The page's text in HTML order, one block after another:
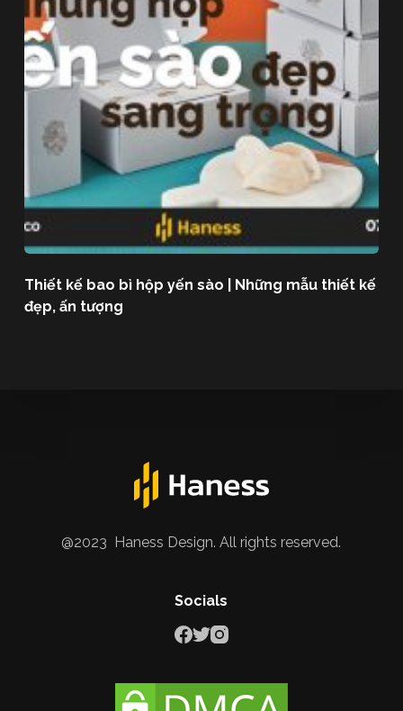
Thiết kế bao bì hộp yến sào | Những mẫu thiết kế
đẹp, ấn tượng
@2023 Haness Design. All rights reserved.
Socials